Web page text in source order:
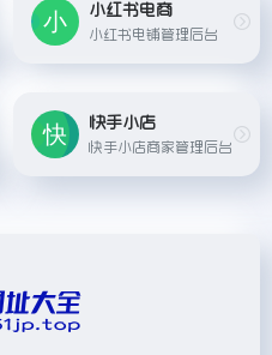
小红书电商
小红书电铺管理后台
快手小店
快手小店商家管理后台